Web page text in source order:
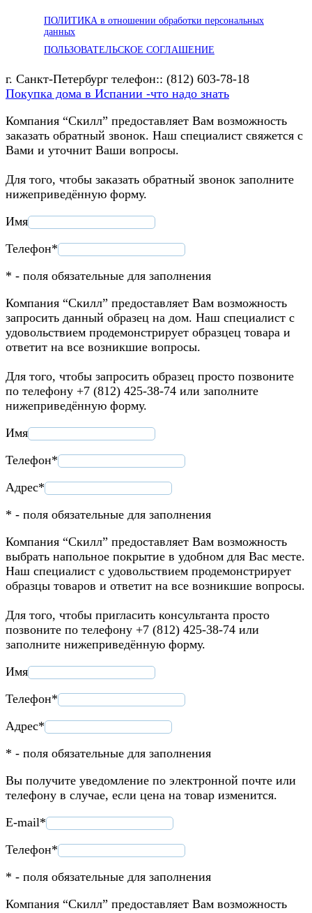
ПОЛИТИКА в отношении обработки персональных
данных
ПОЛЬЗОВАТЕЛЬСКОЕ СОГЛАШЕНИЕ
г. Санкт-Петербург телефон:: (812) 603-78-18
Покупка дома в Испании -что надо знать
Компания “Скилл” предоставляет Вам возможность
заказать обратный звонок. Наш специалист свяжется с
Вами и уточнит Ваши вопросы.
Для того, чтобы заказать обратный звонок заполните
нижеприведённую форму.
Имя
Телефон*
* - поля обязательные для заполнения
Компания “Скилл” предоставляет Вам возможность
запросить данный образец на дом. Наш специалист с
удовольствием продемонстрирует образцец товара и
ответит на все возникшие вопросы.
Для того, чтобы запросить образец просто позвоните
по телефону +7 (812) 425-38-74 или заполните
нижеприведённую форму.
Имя
Телефон*
Адрес*
* - поля обязательные для заполнения
Компания “Скилл” предоставляет Вам возможность
выбрать напольное покрытие в удобном для Вас месте.
Наш специалист с удовольствием продемонстрирует
образцы товаров и ответит на все возникшие вопросы.
Для того, чтобы пригласить консультанта просто
позвоните по телефону +7 (812) 425-38-74 или
заполните нижеприведённую форму.
Имя
Телефон*
Адрес*
* - поля обязательные для заполнения
Вы получите уведомление по электронной почте или
телефону в случае, если цена на товар изменится.
E-mail*
Телефон*
* - поля обязательные для заполнения
Компания “Скилл” предоставляет Вам возможность